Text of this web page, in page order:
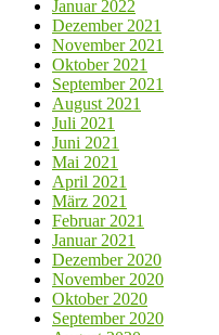
Januar 2022
Dezember 2021
November 2021
Oktober 2021
September 2021
August 2021
Juli 2021
Juni 2021
Mai 2021
April 2021
März 2021
Februar 2021
Januar 2021
Dezember 2020
November 2020
Oktober 2020
September 2020